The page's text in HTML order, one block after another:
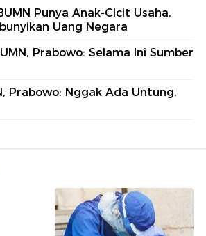
Punya Anak-Cicit Usaha,
Uang Negara
Prabowo: Selama Ini Sumber
Prabowo: Nggak Ada Untung,